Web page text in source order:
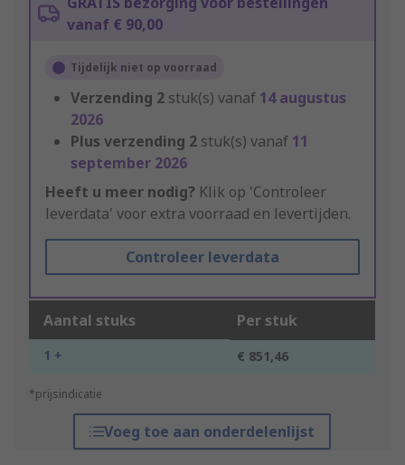
vanaf € 90,00
Tijdelijk niet op voorraad
Verzending 2 stuk(s) vanaf 14 augustus
2026
Plus verzending 2 stuk(s) vanaf 11
september 2026
Heeft u meer nodig? Klik op 'Controleer
leverdata' voor extra voorraad en levertijden.
Controleer leverdata
Aantal stuks Per stuk
1 + € 851,46
*prijsindicatie
Voeg toe aan onderdelenlijst